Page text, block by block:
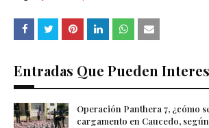
Entradas Que Pueden
Operación Panthera 7, ¿cómo
cargamento en Caucedo,